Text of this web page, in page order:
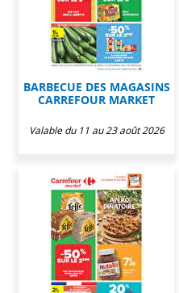
BARBECUE DES MAGASINS
CARREFOUR MARKET
Valable du 11 au 23 août 2026